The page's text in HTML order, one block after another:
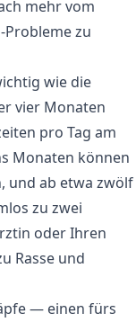
mehr vom
zu
wie die
vier Monaten
pro Tag am
Monaten können
und ab etwa zwölf
zu zwei
oder Ihren
Rasse und
— einen fürs